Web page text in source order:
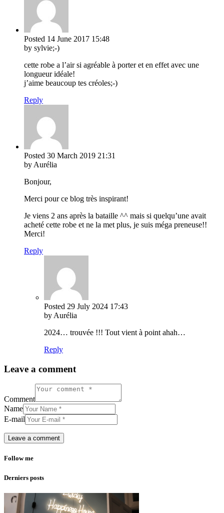
Posted 14 June 2017 15:48
by sylvie;-)
cette robe a l’air si agréable à porter et en effet avec une
longueur idéale!
j’aime beaucoup tes créoles;-)
Reply
Posted 30 March 2019 21:31
by Aurélia
Bonjour,
Merci pour ce blog très inspirant!
Je viens 2 ans après la bataille ^^ mais si quelqu’une avait
acheté cette robe et ne la met plus, je suis méga preneuse!!
Merci!
Reply
Posted 29 July 2024 17:43
by Aurélia
2024… trouvée !!! Tout vient à point ahah…
Reply
Leave a comment
Comment
Name
E-mail
Follow me
Derniers posts